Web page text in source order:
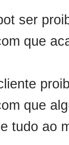
ser
que
que
tudo ao